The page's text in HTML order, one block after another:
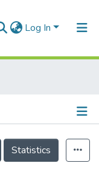
Log In
Statistics